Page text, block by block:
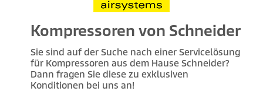
Kompressoren von Schneider
Sie sind auf der Suche nach einer Servicelösung
für Kompressoren aus dem Hause Schneider?
Dann fragen Sie diese zu exklusiven
Konditionen bei uns an!